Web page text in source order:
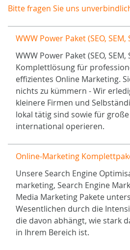
Bitte fragen Sie uns
WWW Power Paket (SEO, SEM,
WWW Power Paket (SEO, SEM,
Komplettlösung für
effizientes Online Marketing.
nichts zu kümmern - Wir
kleinere Firmen und
lokal tätig sind sowie für
international operieren.
Online-Marketing
Unsere Search Engine
marketing, Search Engine
Media Marketing Pakete
Wesentlichen durch die
die davon abhängt, wie stark
in Ihrem Bereich ist.